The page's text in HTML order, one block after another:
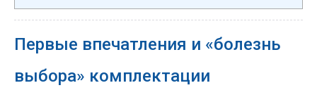
Первые впечатления и «болезнь
выбора» комплектации